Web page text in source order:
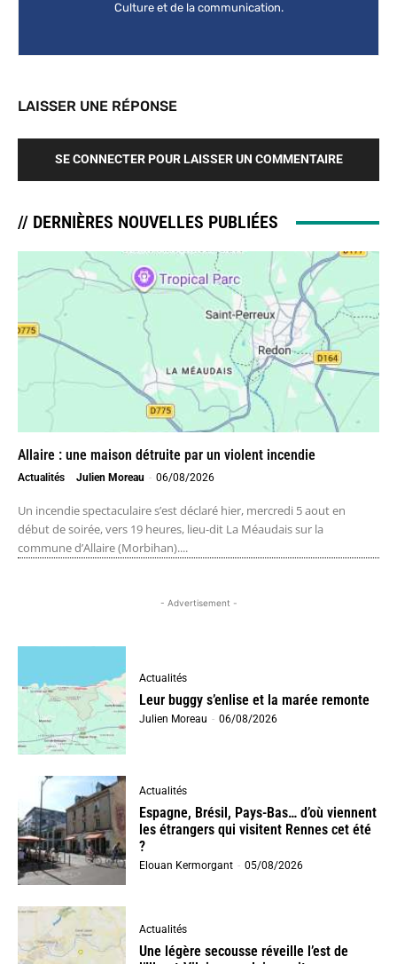
Culture et de la communication.
LAISSER UNE RÉPONSE
SE CONNECTER POUR LAISSER UN COMMENTAIRE
// DERNIÈRES NOUVELLES PUBLIÉES
Allaire : une maison détruite par un violent incendie
Actualités Julien Moreau - 06/08/2026
Un incendie spectaculaire s’est déclaré hier, mercredi 5 aout en
début de soirée, vers 19 heures, lieu-dit La Méaudais sur la
commune d’Allaire (Morbihan)....
- Advertisement -
Actualités
Leur buggy s’enlise et la marée remonte
Julien Moreau - 06/08/2026
Actualités
Espagne, Brésil, Pays-Bas… d’où viennent
les étrangers qui visitent Rennes cet été
?
Elouan Kermorgant - 05/08/2026
Actualités
Une légère secousse réveille l’est de